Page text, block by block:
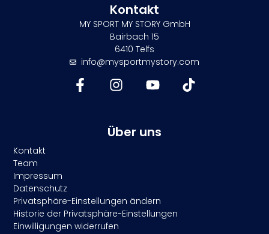
Kontakt
MY SPORT MY STORY GmbH
Bairbach 15
6410 Telfs
info@mysportmystory.com
Über uns
Kontakt
Team
Impressum
Datenschutz
Privatsphäre-Einstellungen ändern
Historie der Privatsphäre-Einstellungen
Einwilligungen widerrufen